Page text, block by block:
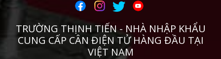
TRƯỜNG THỊNH TIẾN - NHÀ NHẬP KHẨU
CUNG CẤP CÂN ĐIỆN TỬ HÀNG ĐẦU TẠI
VIỆT NAM